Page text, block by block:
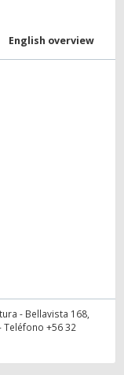
English overview
- Bellavista 168,
Teléfono +56 32